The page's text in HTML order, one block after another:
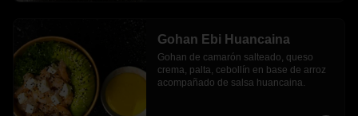
Gohan Ebi Huancaina
Gohan de camarón salteado, queso
crema, palta, cebollín en base de arroz
acompañado de salsa huancaina.